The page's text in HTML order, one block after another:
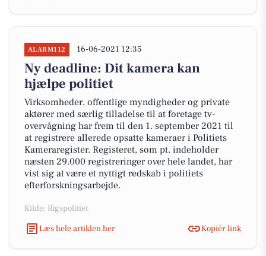
ALARM112 16-06-2021 12:35
Ny deadline: Dit kamera kan
hjælpe politiet
Virksomheder, offentlige myndigheder og private
aktører med særlig tilladelse til at foretage tv-
overvågning har frem til den 1. september 2021 til
at registrere allerede opsatte kameraer i Politiets
Kameraregister. Registeret, som pt. indeholder
næsten 29.000 registreringer over hele landet, har
vist sig at være et nyttigt redskab i politiets
efterforskningsarbejde.
Kilde: Rigspolitiet
Læs hele artiklen her
Kopiér link